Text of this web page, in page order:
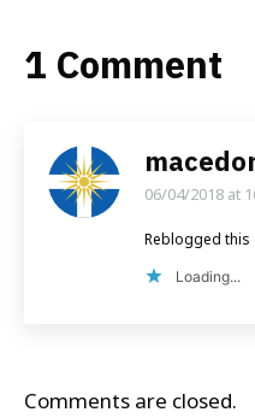
1 Comment
says:
06/04/2018 at
Reblogged this
Loading...
Comments are closed.